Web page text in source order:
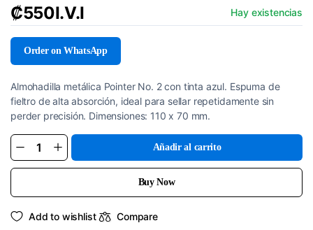
₡550I.V.I Hay existencias
Order on WhatsApp
Almohadilla metálica Pointer No. 2 con tinta azul. Espuma de
fieltro de alta absorción, ideal para sellar repetidamente sin
perder precisión. Dimensiones: 110 x 70 mm.
Almohadilla
Azul
110x70mm
Añadir al carrito
Buy Now
Add to wishlist Compare